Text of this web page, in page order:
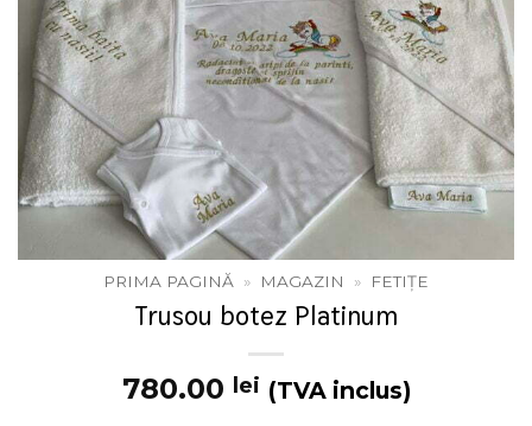
PRIMA PAGINĂ » MAGAZIN » FETIȚE
Trusou botez Platinum
780.00 lei (TVA inclus)